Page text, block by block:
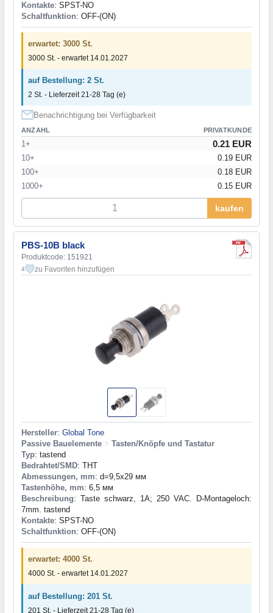
Kontakte: SPST-NO
Schaltfunktion: OFF-(ON)
erwartet: 3000 St.
3000 St. - erwartet 14.01.2027
auf Bestellung: 2 St.
2 St. - Lieferzeit 21-28 Tag (e)
Benachrichtigung bei Verfügbarkeit
ANZAHL PRIVATKUNDE
1+ 0.21 EUR
10+
0.19 EUR
100+
0.18 EUR
1000+
0.15 EUR
kaufen
PBS-10B black
Produktcode: 151921
4 zu Favoriten hinzufügen
Hersteller: Global Tone
Passive Bauelemente > Tasten/Knöpfe und Tastatur
Typ: tastend
Bedrahtet/SMD: THT
Abmessungen, mm: d=9,5x29 мм
Tastenhöhe, mm: 6,5 мм
Beschreibung: Taste schwarz, 1A; 250 VAC. D-Montageloch:
7mm. tastend
Kontakte: SPST-NO
Schaltfunktion: OFF-(ON)
erwartet: 4000 St.
4000 St. - erwartet 14.01.2027
auf Bestellung: 201 St.
201 St. - Lieferzeit 21-28 Tag (e)